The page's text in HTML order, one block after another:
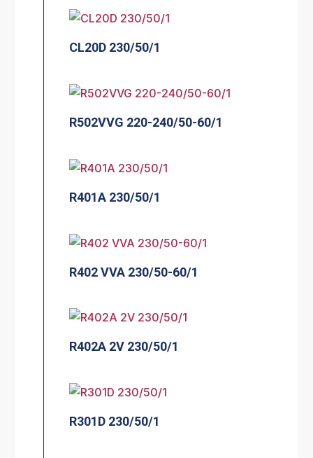
CL20D 230/50/1
R502VVG 220-240/50-60/1
R401A 230/50/1
R402 VVA 230/50-60/1
R402A 2V 230/50/1
R301D 230/50/1